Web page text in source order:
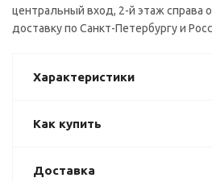
центральный вход, 2-й этаж справа
доставку по Санкт-Петербургу и
Характеристики
Как купить
Доставка